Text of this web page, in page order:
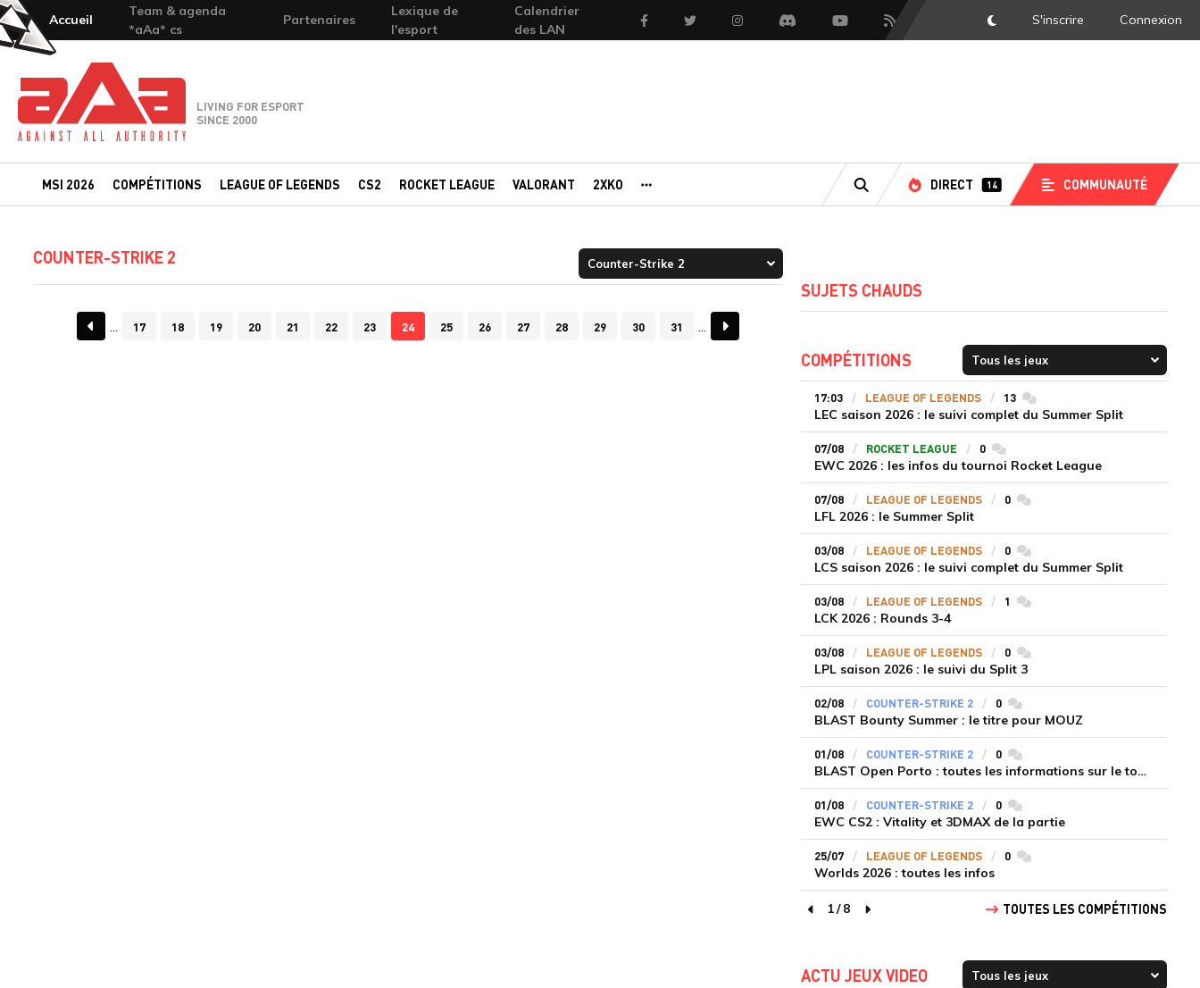
Accueil
Team & agenda
*aAa* cs
Partenaires
Lexique de
l'esport
Calendrier
des LAN
FacebookTwitter InstagramDiscord YoutubeFlux RSS DarkMode
S'inscrire Connexion
Team-aAa - against All authority
LIVING FOR ESPORT
SINCE 2000
MSI 2026 COMPÉTITIONS LEAGUE OF LEGENDS CS2 ROCKET LEAGUE VALORANT 2XKO
RECHERCHE
DIRECT 14 COMMUNAUTÉ
COUNTER-STRIKE 2
17 18 19 20 21 22 23 24 25 26 27 28 29 30 31
SUJETS CHAUDS
COMPÉTITIONS
17:03 LEAGUE OF LEGENDS 13commentaires
LEC saison 2026 : le suivi complet du Summer Split
07/08 ROCKET LEAGUE 0commentaires
EWC 2026 : les infos du tournoi Rocket League
07/08 LEAGUE OF LEGENDS 0commentaires
LFL 2026 : le Summer Split
03/08 LEAGUE OF LEGENDS 0commentaires
LCS saison 2026 : le suivi complet du Summer Split
03/08 LEAGUE OF LEGENDS 1 commentaires
LCK 2026 : Rounds 3-4
03/08 LEAGUE OF LEGENDS 0commentaires
LPL saison 2026 : le suivi du Split 3
02/08 COUNTER-STRIKE 2 0commentaires
BLAST Bounty Summer : le titre pour MOUZ
01/08 COUNTER-STRIKE 2 0commentaires
BLAST Open Porto : toutes les informations sur le tournoi
01/08 COUNTER-STRIKE 2 0commentaires
EWC CS2 : Vitality et 3DMAX de la partie
25/07 LEAGUE OF LEGENDS 0commentaires
Worlds 2026 : toutes les infos
page précédente
1/8
page suivante
TOUTES LES COMPÉTITIONS
ACTU JEUX VIDEO